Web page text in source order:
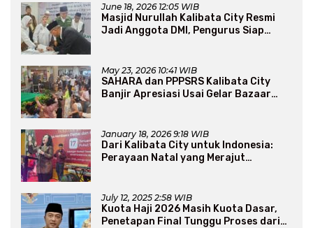
June 18, 2026 12:05 WIB
Masjid Nurullah Kalibata City Resmi
Jadi Anggota DMI, Pengurus Siap
May 23, 2026 10:41 WIB
SAHARA dan PPPSRS Kalibata City
Banjir Apresiasi Usai Gelar Bazaar
January 18, 2026 9:18 WIB
Dari Kalibata City untuk Indonesia:
Perayaan Natal yang Merajut
July 12, 2025 2:58 WIB
Kuota Haji 2026 Masih Kuota Dasar,
Penetapan Final Tunggu Proses dari